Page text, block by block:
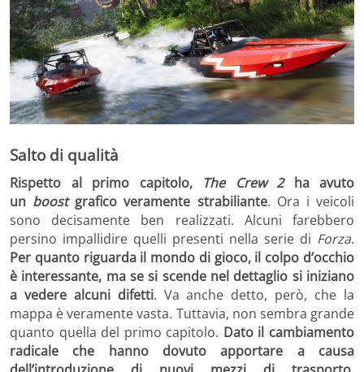
Salto di qualità
Rispetto al primo capitolo, The Crew 2ha avuto
un boost grafico veramente strabiliante. Ora i veicoli
sono decisamente ben realizzati. Alcuni farebbero
persino impallidire quelli presenti nella serie di Forza.
Per quanto riguarda il mondo di gioco, il colpo d’occhio
è interessante, ma se si scende nel dettaglio si iniziano
a vedere alcuni difetti. Va anche detto, però, che la
mappa è veramente vasta. Tuttavia, non sembra grande
quanto quella del primo capitolo. Dato il cambiamento
radicale che hanno dovuto apportare a causa